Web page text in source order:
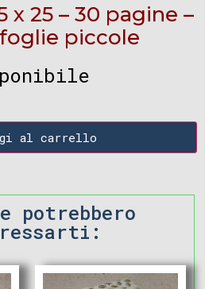
25 – 30 pagine –
piccole
al carrello
potrebbero